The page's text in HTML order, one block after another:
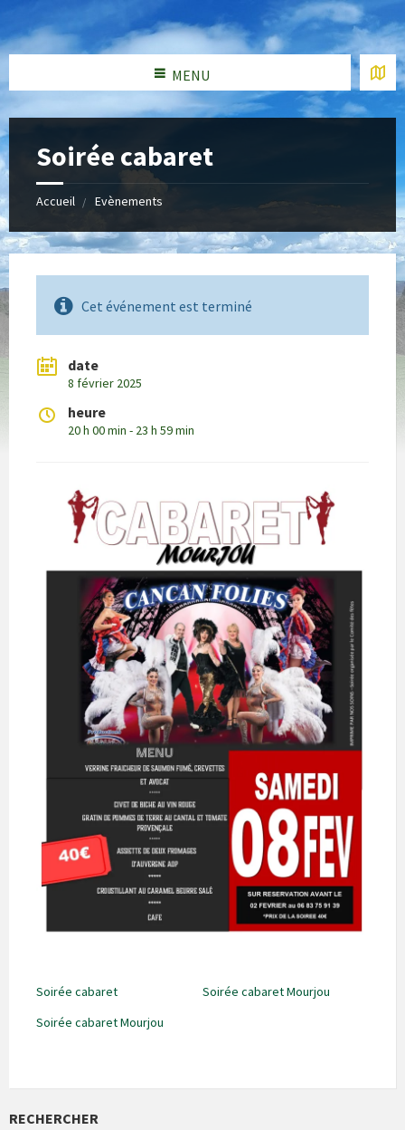
MENU
Soirée cabaret
Accueil Evènements
Cet événement est terminé
date
8 février 2025
heure
20 h 00 min - 23 h 59 min
Soirée cabaret
Soirée cabaret Mourjou
Soirée cabaret Mourjou
RECHERCHER